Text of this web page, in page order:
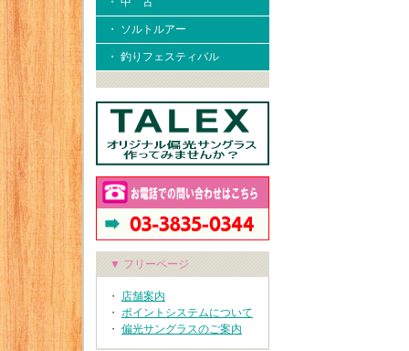
・ ソルトルアー
・ 釣りフェスティバル
▼ フリーページ
・ 店舗案内
・ ポイントシステムについて
・ 偏光サングラスのご案内